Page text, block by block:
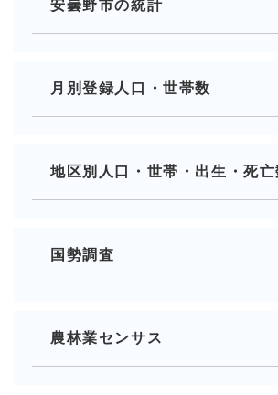
安曇野市の統計
月別登録人口・世帯数
地区別人口・世帯・出生・死亡
国勢調査
農林業センサス